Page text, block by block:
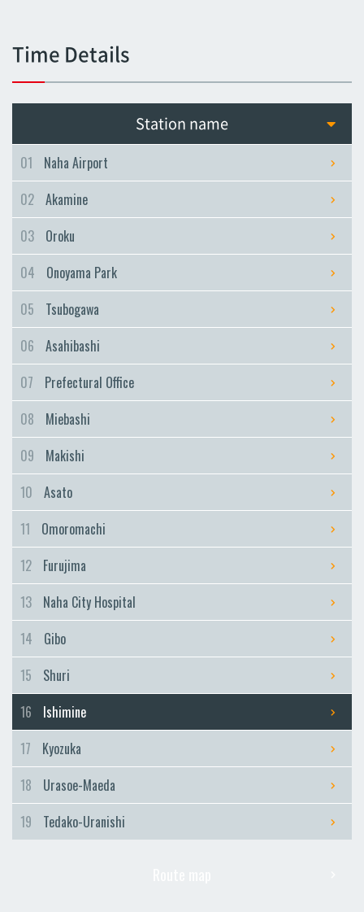
Asato
Naha City Hospital
Ishimine
Tedako-Uranishi
Asahibashi
Prefectural Office
Miebashi
Omoromachi
Gibo
Kyozuka
Time Details
Station name
01
Naha Airport
02 Akamine
03
Oroku
04
Onoyama Park
05
Tsubogawa
06
Asahibashi
07
Prefectural Office
08
Miebashi
09
Makishi
10
Asato
11
Omoromachi
12
Furujima
13
Naha City Hospital
14
Gibo
15
Shuri
16
Ishimine
17
Kyozuka
18
Urasoe-Maeda
19
Tedako-Uranishi